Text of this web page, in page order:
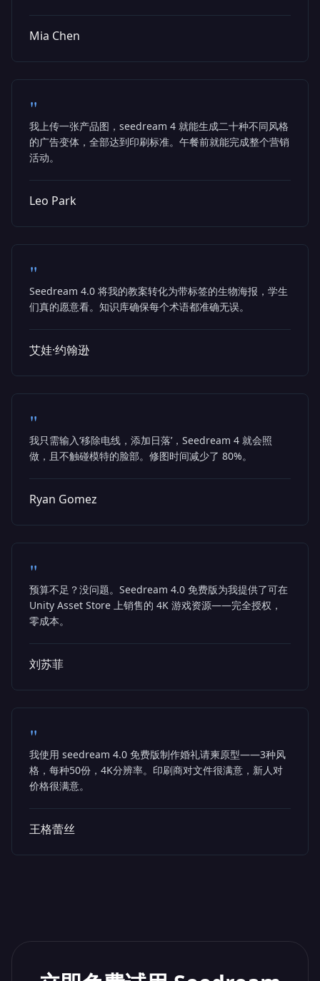
Mia Chen
"
我上传一张产品图，seedream 4 就能生成二十种不同风格
的广告变体，全部达到印刷标准。午餐前就能完成整个营销
活动。
Leo Park
"
Seedream 4.0 将我的教案转化为带标签的生物海报，学生
们真的愿意看。知识库确保每个术语都准确无误。
艾娃·约翰逊
"
我只需输入‘移除电线，添加日落’，Seedream 4 就会照
做，且不触碰模特的脸部。修图时间减少了 80%。
Ryan Gomez
"
预算不足？没问题。Seedream 4.0 免费版为我提供了可在
Unity Asset Store 上销售的 4K 游戏资源——完全授权，
零成本。
刘苏菲
"
我使用 seedream 4.0 免费版制作婚礼请柬原型——3种风
格，每种50份，4K分辨率。印刷商对文件很满意，新人对
价格很满意。
王格蕾丝